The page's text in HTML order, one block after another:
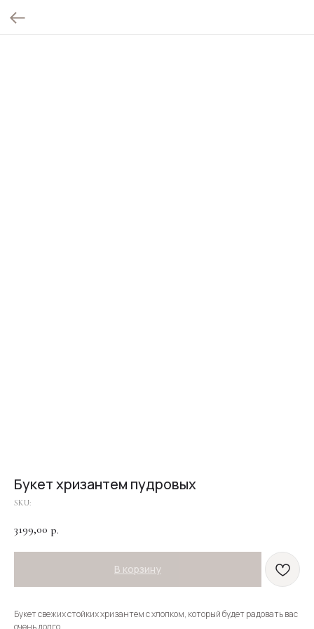
Букет хризантем пудровых
SKU:
3199,00 р.
В корзину
Букет свежих стойких хризантем с хлопком, который будет радовать вас
очень долго